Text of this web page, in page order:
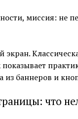
миссия: не
экран.
показывает
из баннеров и
что